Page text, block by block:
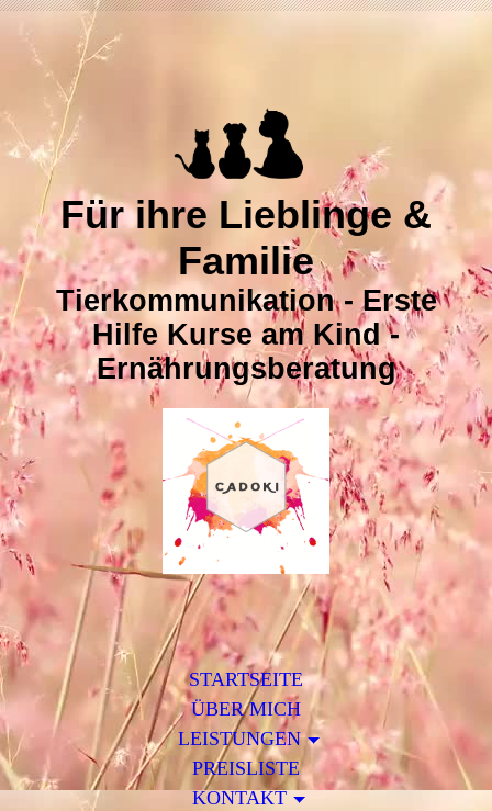
Für ihre Lieblinge &
Familie
Tierkommunikation - Erste
Hilfe Kurse am Kind -
Ernährungsberatung
STARTSEITE
ÜBER MICH
LEISTUNGEN
PREISLISTE
KONTAKT